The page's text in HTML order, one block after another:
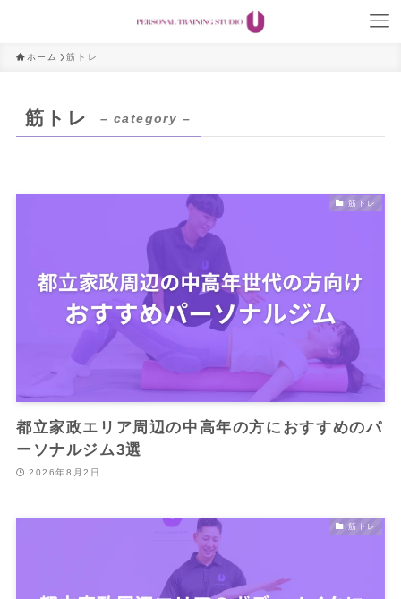
ホーム 筋トレ
筋トレ – category –
筋トレ
都立家政エリア周辺の中高年の方におすすめのパ
ーソナルジム3選
2026年8月2日
筋トレ